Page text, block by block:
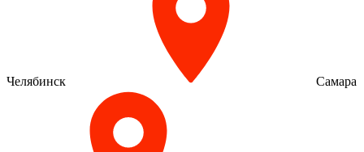
Челябинск Самара